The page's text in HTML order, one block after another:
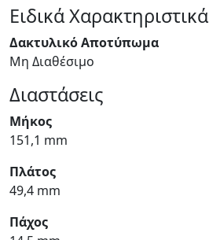
Ειδικά Χαρακτηριστικά
Δακτυλικό Αποτύπωμα
Μη Διαθέσιμο
Διαστάσεις
Μήκος
151,1 mm
Πλάτος
49,4 mm
Πάχος